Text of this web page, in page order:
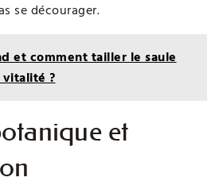
se décourager.
et comment tailler le saule
vitalité ?
et